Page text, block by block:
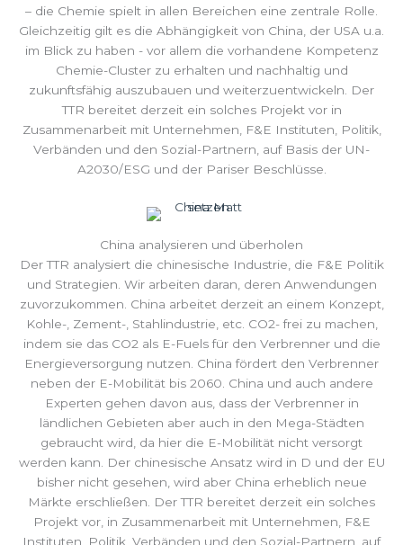
– die Chemie spielt in allen Bereichen eine zentrale Rolle.
Gleichzeitig gilt es die Abhängigkeit von China, der USA u.a.
im Blick zu haben - vor allem die vorhandene Kompetenz
Chemie-Cluster zu erhalten und nachhaltig und
zukunftsfähig auszubauen und weiterzuentwickeln. Der
TTR bereitet derzeit ein solches Projekt vor in
Zusammenarbeit mit Unternehmen, F&E Instituten, Politik,
Verbänden und den Sozial-Partnern, auf Basis der UN-
A2030/ESG und der Pariser Beschlüsse.
China analysieren und überholen
Der TTR analysiert die chinesische Industrie, die F&E Politik
und Strategien. Wir arbeiten daran, deren Anwendungen
zuvorzukommen. China arbeitet derzeit an einem Konzept,
Kohle-, Zement-, Stahlindustrie, etc. CO2- frei zu machen,
indem sie das CO2 als E-Fuels für den Verbrenner und die
Energieversorgung nutzen. China fördert den Verbrenner
neben der E-Mobilität bis 2060. China und auch andere
Experten gehen davon aus, dass der Verbrenner in
ländlichen Gebieten aber auch in den Mega-Städten
gebraucht wird, da hier die E-Mobilität nicht versorgt
werden kann. Der chinesische Ansatz wird in D und der EU
bisher nicht gesehen, wird aber China erheblich neue
Märkte erschließen. Der TTR bereitet derzeit ein solches
Projekt vor, in Zusammenarbeit mit Unternehmen, F&E
Instituten, Politik, Verbänden und den Sozial-Partnern, auf